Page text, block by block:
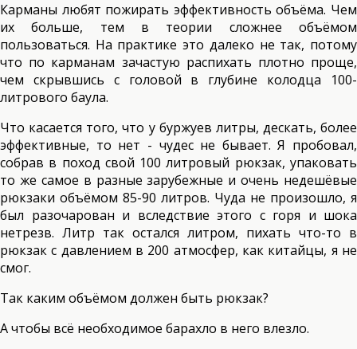
Карманы любят пожирать эффективность объёма. Чем
их больше, тем в теории сложнее объёмом
пользоваться. На практике это далеко не так, потому
что по карманам зачастую распихать плотно проще,
чем скрывшись с головой в глубине колодца 100-
литрового баула.
Что касается того, что у буржуев литры, дескать, более
эффективные, то нет - чудес не бывает. Я пробовал,
собрав в поход свой 100 литровый рюкзак, упаковать
то же самое в разные зарубежные и очень недешёвые
рюкзаки объёмом 85-90 литров. Чуда не произошло, я
был разочарован и вследствие этого с горя и шока
нетрезв. Литр так остался литром, пихать что-то в
рюкзак с давлением в 200 атмосфер, как китайцы, я не
смог.
Так каким объёмом должен быть рюкзак?
А чтобы всё необходимое барахло в него влезло.